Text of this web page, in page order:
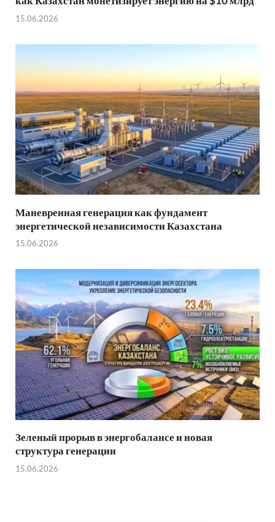
15.06.2026
Маневренная генерация как фундамент
энергетической независимости Казахстана
15.06.2026
Зеленый прорыв в энергобалансе и новая
структура генерации
15.06.2026